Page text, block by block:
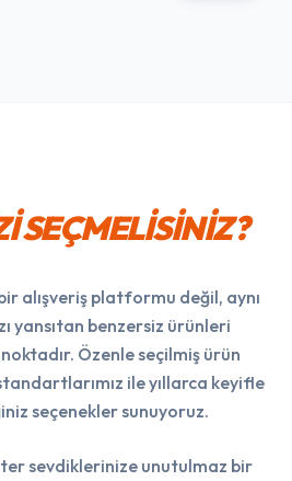
SEÇMELİSİNİZ?
alışveriş platformu değil, aynı
yansıtan benzersiz ürünleri
Özenle seçilmiş ürün
ile yıllarca keyifle
seçenekler sunuyoruz.
sevdiklerinize unutulmaz bir